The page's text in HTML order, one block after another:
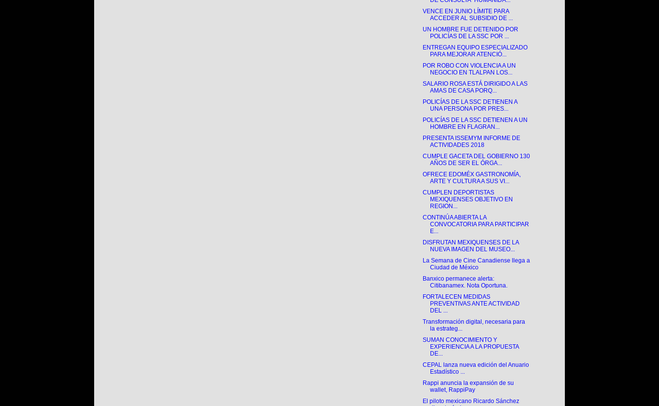
VENCE EN JUNIO LÍMITE PARA
ACCEDER AL SUBSIDIO DE ...
UN HOMBRE FUE DETENIDO POR
POLICÍAS DE LA SSC POR ...
ENTREGAN EQUIPO ESPECIALIZADO
PARA MEJORAR ATENCIÓ...
POR ROBO CON VIOLENCIA A UN
NEGOCIO EN TLALPAN LOS...
SALARIO ROSA ESTÁ DIRIGIDO A LAS
AMAS DE CASA PORQ...
POLICÍAS DE LA SSC DETIENEN A
UNA PERSONA POR PRES...
POLICÍAS DE LA SSC DETIENEN A UN
HOMBRE EN FLAGRAN...
PRESENTA ISSEMYM INFORME DE
ACTIVIDADES 2018
CUMPLE GACETA DEL GOBIERNO 130
AÑOS DE SER EL ÓRGA...
OFRECE EDOMÉX GASTRONOMÍA,
ARTE Y CULTURA A SUS VI...
CUMPLEN DEPORTISTAS
MEXIQUENSES OBJETIVO EN
REGION...
CONTINÚA ABIERTA LA
CONVOCATORIA PARA PARTICIPAR
E...
DISFRUTAN MEXIQUENSES DE LA
NUEVA IMAGEN DEL MUSEO...
La Semana de Cine Canadiense llega a
Ciudad de México
Banxico permanece alerta:
Citibanamex. Nota Oportuna.
FORTALECEN MEDIDAS
PREVENTIVAS ANTE ACTIVIDAD
DEL ...
Transformación digital, necesaria para
la estrateg...
SUMAN CONOCIMIENTO Y
EXPERIENCIA A LA PROPUESTA
DE...
CEPAL lanza nueva edición del Anuario
Estadístico ...
Rappi anuncia la expansión de su
wallet, RappiPay
El piloto mexicano Ricardo Sánchez